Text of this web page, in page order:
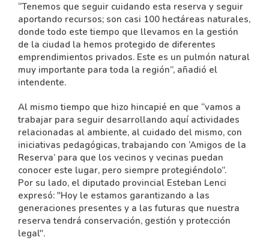
“Tenemos que seguir cuidando esta reserva y seguir
aportando recursos; son casi 100 hectáreas naturales,
donde todo este tiempo que llevamos en la gestión
de la ciudad la hemos protegido de diferentes
emprendimientos privados. Este es un pulmón natural
muy importante para toda la región”, añadió el
intendente.
Al mismo tiempo que hizo hincapié en que “vamos a
trabajar para seguir desarrollando aquí actividades
relacionadas al ambiente, al cuidado del mismo, con
iniciativas pedagógicas, trabajando con ‘Amigos de la
Reserva’ para que los vecinos y vecinas puedan
conocer este lugar, pero siempre protegiéndolo”.
Por su lado, el diputado provincial Esteban Lenci
expresó: "Hoy le estamos garantizando a las
generaciones presentes y a las futuras que nuestra
reserva tendrá conservación, gestión y protección
legal".